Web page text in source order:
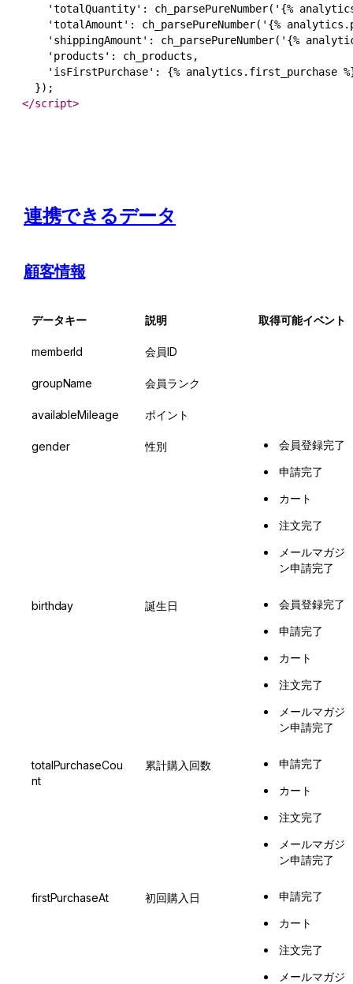
'totalQuantity': ch_parsePureNumber('{%
'totalAmount': ch_parsePureNumber('{%
'shippingAmount': ch_parsePureNumber('{%
    'products': ch_products,
'isFirstPurchase': {% analytics.first_purchase
</script>
連携できるデータ
顧客情報
データキー 説明 取得可能イベント
memberId 会員ID
groupName 会員ランク
availableMileage ポイント
gender 性別
会員登録完了
申請完了
カート
注文完了
メールマガジ
ン申請完了
birthday 誕生日
会員登録完了
申請完了
カート
注文完了
メールマガジ
ン申請完了
totalPurchaseCou
nt
累計購入回数
申請完了
カート
注文完了
メールマガジ
ン申請完了
firstPurchaseAt 初回購入日
申請完了
カート
注文完了
メールマガジ